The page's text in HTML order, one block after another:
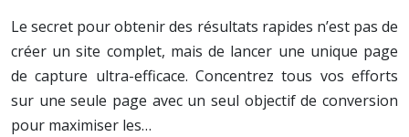
Le secret pour obtenir des résultats rapides n’est pas de
créer un site complet, mais de lancer une unique page
de capture ultra-efficace. Concentrez tous vos efforts
sur une seule page avec un seul objectif de conversion
pour maximiser les…